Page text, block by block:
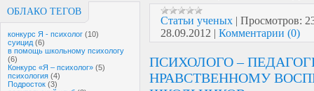
ОБЛАКО ТЕГОВ
конкурс Я - психолог (10)
суицид (6)
в помощь школьному психологу
(6)
Конкурс «Я – психолог» (5)
психология (4)
Подросток (3)
Статьи ученых | Просмотров:
28.09.2012 | Комментарии (0)
ПСИХОЛОГО –
НРАВСТВЕННОМУ